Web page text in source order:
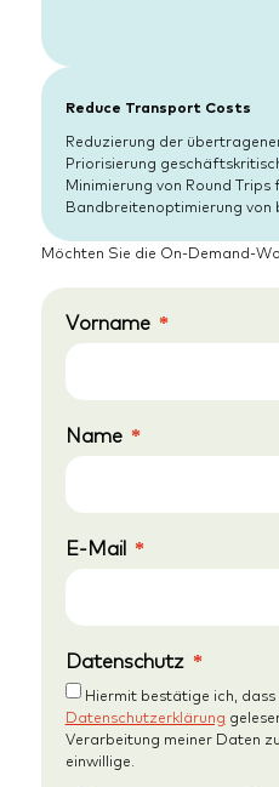
Reduce Transport Costs
Reduzierung der
Priorisierung
Minimierung von Round Trips
Bandbreitenoptimierung von
Möchten Sie die On-Demand-
Vorname
Name
E-Mail
Datenschutz
Hiermit bestätige ich, dass
Datenschutzerklärung
Verarbeitung meiner Daten
einwillige.